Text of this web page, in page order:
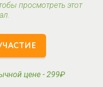
просмотреть этот
цене - 299₽